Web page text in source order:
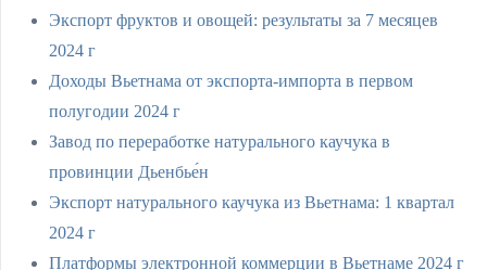
Экспорт фруктов и овощей: результаты за 7 месяцев
2024 г
Доходы Вьетнама от экспорта-импорта в первом
полугодии 2024 г
Завод по переработке натурального каучука в
провинции Дьенбье́н
Экспорт натурального каучука из Вьетнама: 1 квартал
2024 г
Платформы электронной коммерции в Вьетнаме 2024 г